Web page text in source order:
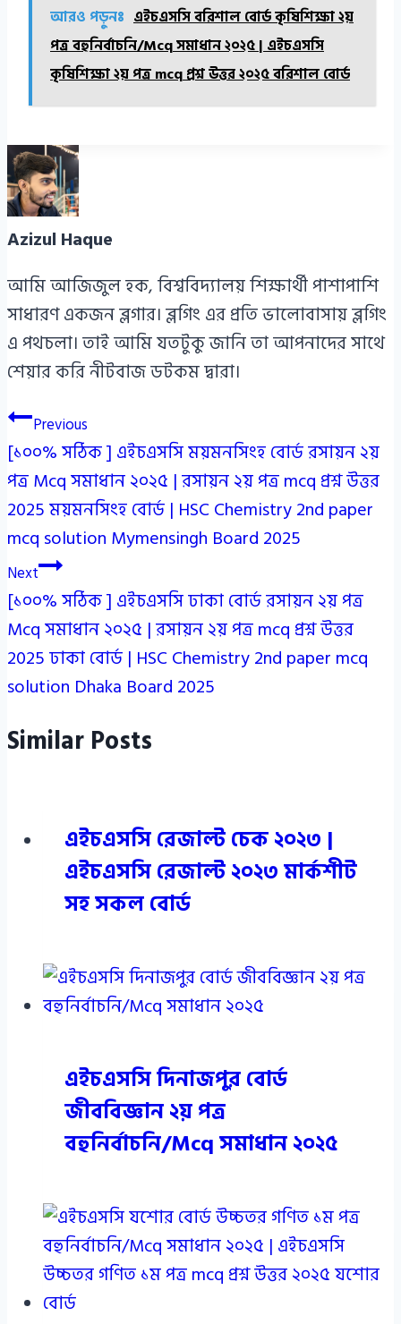
আরও পড়ুনঃ এইচএসসি বরিশাল বোর্ড কৃষিশিক্ষা ২য়
পত্র বহুনির্বাচনি/Mcq সমাধান ২০২৫ | এইচএসসি
কৃষিশিক্ষা ২য় পত্র mcq প্রশ্ন উত্তর ২০২৫ বরিশাল বোর্ড
Azizul Haque
আমি আজিজুল হক, বিশ্ববিদ্যালয় শিক্ষার্থী পাশাপাশি
সাধারণ একজন ব্লগার। ব্লগিং এর প্রতি ভালোবাসায় ব্লগিং
এ পথচলা। তাই আমি যতটুকু জানি তা আপনাদের সাথে
শেয়ার করি নীটবাজ ডটকম দ্বারা।
Post
navigation
Previous
[১০০% সঠিক ] এইচএসসি ময়মনসিংহ বোর্ড রসায়ন ২য়
পত্র Mcq সমাধান ২০২৫ | রসায়ন ২য় পত্র mcq প্রশ্ন উত্তর
2025 ময়মনসিংহ বোর্ড | HSC Chemistry 2nd paper
mcq solution Mymensingh Board 2025
Next
[১০০% সঠিক ] এইচএসসি ঢাকা বোর্ড রসায়ন ২য় পত্র
Mcq সমাধান ২০২৫ | রসায়ন ২য় পত্র mcq প্রশ্ন উত্তর
2025 ঢাকা বোর্ড | HSC Chemistry 2nd paper mcq
solution Dhaka Board 2025
Similar Posts
এইচএসসি রেজাল্ট চেক ২০২৩ |
এইচএসসি রেজাল্ট ২০২৩ মার্কশীট
সহ সকল বোর্ড
এইচএসসি দিনাজপুর বোর্ড
জীববিজ্ঞান ২য় পত্র
বহুনির্বাচনি/Mcq সমাধান ২০২৫